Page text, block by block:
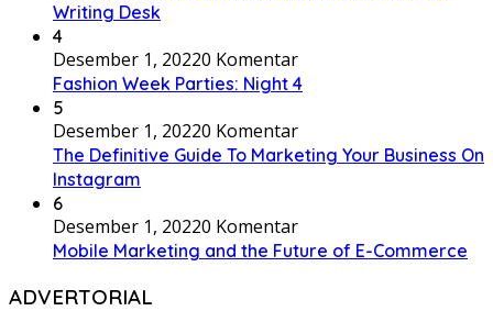
Writing Desk
4
Desember 1, 20220 Komentar
Fashion Week Parties: Night 4
5
Desember 1, 20220 Komentar
The Definitive Guide To Marketing Your Business On
Instagram
6
Desember 1, 20220 Komentar
Mobile Marketing and the Future of E-Commerce
ADVERTORIAL